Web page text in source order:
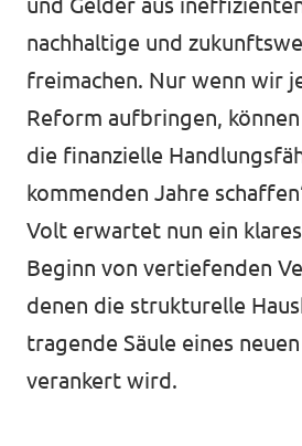
nachhaltige und
freimachen. Nur wenn wir
Reform aufbringen,
die finanzielle
kommenden Jahre
Volt erwartet nun ein
Beginn von vertiefenden
denen die strukturelle
tragende Säule eines
verankert wird.